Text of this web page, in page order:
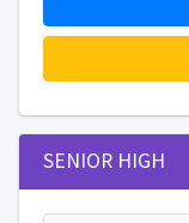
SENIOR HIGH